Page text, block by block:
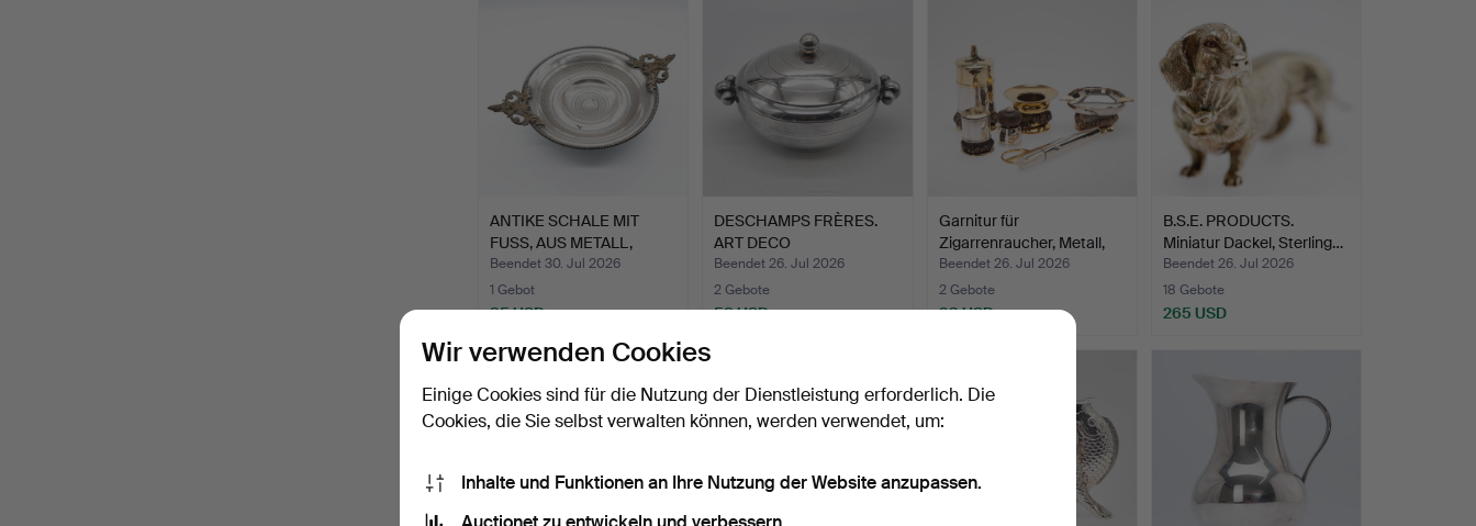
ANTIKE SCHALE MIT
FUSS, AUS METALL,
VERSIL…
Beendet 30. Jul 2026
1 Gebot
35 USD
DESCHAMPS FRÈRES.
ART DECO
DESIGNERDOSE, V…
Beendet 26. Jul 2026
2 Gebote
58 USD
Garnitur für
Zigarrenraucher, Metall,
verg…
Beendet 26. Jul 2026
2 Gebote
93 USD
B.S.E. PRODUCTS.
Miniatur Dackel, Sterling…
Beendet 26. Jul 2026
18 Gebote
265 USD
Wir verwenden Cookies
Einige Cookies sind für die Nutzung der Dienstleistung erforderlich. Die
Cookies, die Sie selbst verwalten können, werden verwendet, um:
Inhalte und Funktionen an Ihre Nutzung der Website anzupassen.